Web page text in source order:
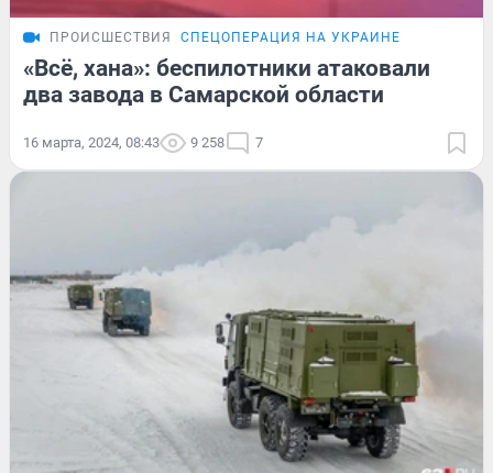
ПРОИСШЕСТВИЯ СПЕЦОПЕРАЦИЯ НА УКРАИНЕ
«Всё, хана»: беспилотники атаковали
два завода в Самарской области
16 марта, 2024, 08:43 9 258 7